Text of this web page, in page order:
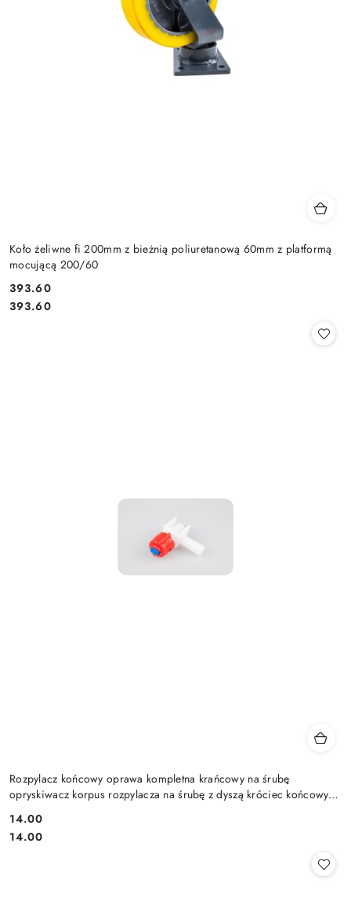
Koło żeliwne fi 200mm z bieżnią poliuretanową 60mm z platformą
mocującą 200/60
Cena:
393.60
Cena:
393.60
Rozpylacz końcowy oprawa kompletna krańcowy na śrubę
opryskiwacz korpus rozpylacza na śrubę z dyszą króciec końcowy
Cena:
14.00
Cena:
14.00